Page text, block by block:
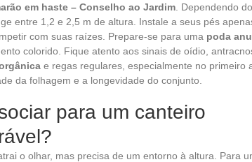
em haste – Conselho ao Jardim . Dependendo
entre 1,2 e 2,5 m de altura. Instale a seus pés
com suas raízes. Prepare-se para uma poda
colorido. Fique atento aos sinais de oídio,
e regas regulares, especialmente no primeiro
da folhagem e a longevidade do conjunto.
para um canteiro
o olhar, mas precisa de um entorno à altura. Para